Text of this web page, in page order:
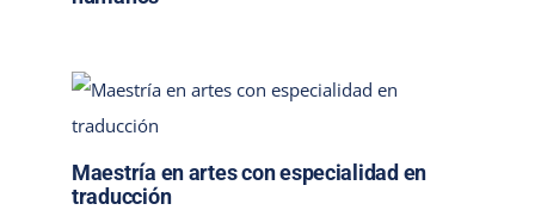
Maestría en artes con especialidad en
traducción